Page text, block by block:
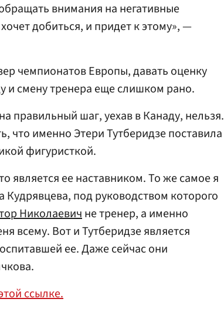
внимания на негативные
добиться, и придет к этому», —
чемпионатов Европы, давать оценку
и смену тренера еще слишком рано.
правильный шаг, уехав в Канаду, нельзя.
что именно Этери Тутберидзе поставила
фигуристкой.
является ее наставником. То же самое я
Кудрявцева, под руководством которого
Николаевичне тренер, а именно
всему. Вот и Тутберидзе является
ее. Даже сейчас они
ссылке.